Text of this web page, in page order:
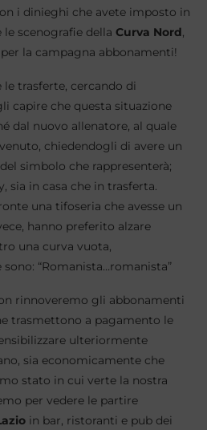
i dinieghi che avete imposto in
scenografie della Curva Nord,
la campagna abbonamenti!
trasferte, cercando di
capire che questa situazione
dal nuovo allenatore, al quale
chiedendogli di avere un
simbolo che rappresenterà;
sia in casa che in trasferta.
una tifoseria che avesse un
hanno preferito alzare
una curva vuota,
“Romanista…romanista”
rinnoveremo gli abbonamenti
trasmettono a pagamento le
ulteriormente
sia economicamente che
stato in cui verte la nostra
per vedere le partire
in bar, ristoranti e pub dei